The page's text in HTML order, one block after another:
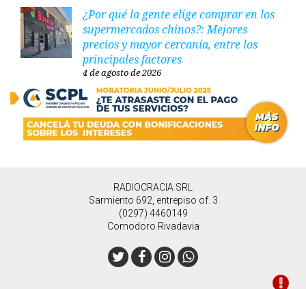
¿Por qué la gente elige comprar en los
supermercados chinos?: Mejores
precios y mayor cercanía, entre los
principales factores
4 de agosto de 2026
RADIOCRACIA SRL
Sarmiento 692, entrepiso of. 3
(0297) 4460149
Comodoro Rivadavia